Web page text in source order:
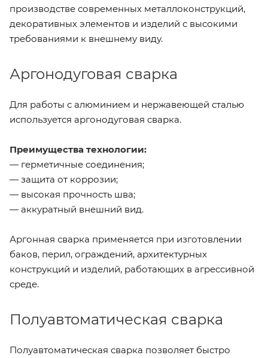
производстве современных металлоконструкций,
декоративных элементов и изделий с высокими
требованиями к внешнему виду.
Аргонодуговая сварка
Для работы с алюминием и нержавеющей сталью
используется аргонодуговая сварка.
Преимущества технологии:
— герметичные соединения;
— защита от коррозии;
— высокая прочность шва;
— аккуратный внешний вид.
Аргонная сварка применяется при изготовлении
баков, перил, ограждений, архитектурных
конструкций и изделий, работающих в агрессивной
среде.
Полуавтоматическая сварка
Полуавтоматическая сварка позволяет быстро